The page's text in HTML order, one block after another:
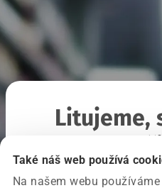
Také náš web používá
Na našem webu
Litujeme,